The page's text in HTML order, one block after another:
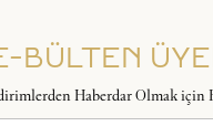
BÜLTEN
Haberdar Olmak